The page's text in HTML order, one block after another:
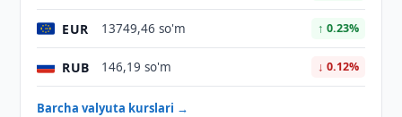
EUR 13749,46 so'm ↑ 0.23%
RUB 146,19 so'm ↓ 0.12%
Barcha valyuta kurslari →